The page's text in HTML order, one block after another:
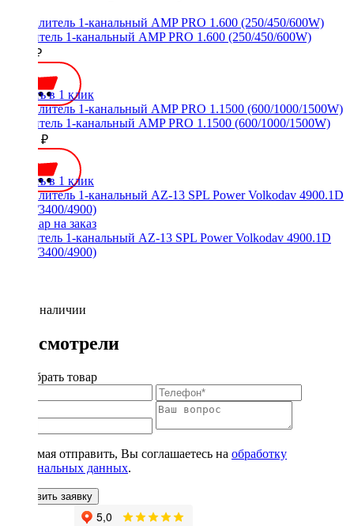
Усилитель 1-канальный AMP PRO 1.600 (250/450/600W)
6990 ₽
Купить в 1 клик
Усилитель 1-канальный AMP PRO 1.1500 (600/1000/1500W)
12990 ₽
Купить в 1 клик
Усилитель 1-канальный AZ-13 SPL Power Volkodav 4900.1D
(2100/3400/4900)
Нет в наличии
Вы смотрели
Подобрать товар
Нажимая отправить, Вы соглашаетесь на обработку
персональных данных.
Оставить заявку